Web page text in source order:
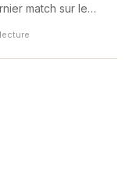
match sur le